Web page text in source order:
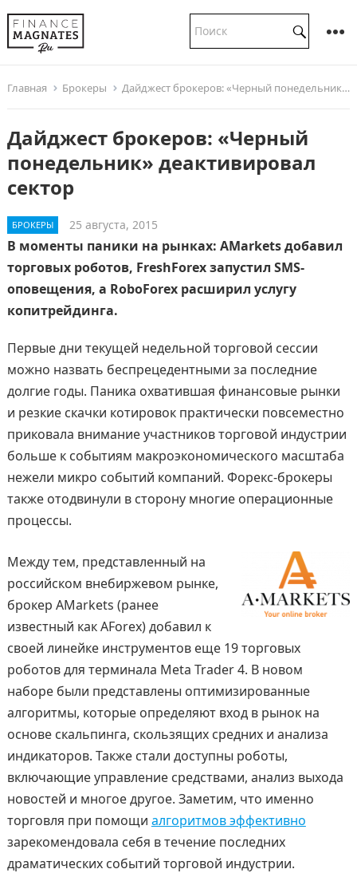
Главная Брокеры Дайджест брокеров: «Черный понедельник» деактивировал сектор
Дайджест брокеров: «Черный
понедельник» деактивировал
сектор
БРОКЕРЫ 25 августа, 2015
В моменты паники на рынках: AMarkets добавил
торговых роботов, FreshForex запустил SMS-
оповещения, а RoboForex расширил услугу
копитрейдинга.
Первые дни текущей недельной торговой сессии
можно назвать беспрецедентными за последние
долгие годы. Паника охватившая финансовые рынки
и резкие скачки котировок практически повсеместно
приковала внимание участников торговой индустрии
больше к событиям макроэкономического масштаба
нежели микро событий компаний. Форекс-брокеры
также отодвинули в сторону многие операционные
процессы.
Между тем, представленный на
российском внебиржевом рынке,
брокер AMarkets (ранее
известный как AForex) добавил к
своей линейке инструментов еще 19 торговых
роботов для терминала Meta Trader 4. В новом
наборе были представлены оптимизированные
алгоритмы, которые определяют вход в рынок на
основе скальпинга, скользящих средних и анализа
индикаторов. Также стали доступны роботы,
включающие управление средствами, анализ выхода
новостей и многое другое. Заметим, что именно
торговля при помощи алгоритмов эффективно
зарекомендовала себя в течение последних
драматических событий торговой индустрии.